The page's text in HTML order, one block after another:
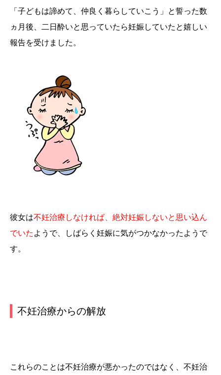
「子どもは諦めて、仲良く暮らしていこう」と誓った数
ヵ月後、二日酔いと思っていたら妊娠していたと嬉しい
報告を受けました。
彼女は不妊治療しなければ、絶対妊娠しないと思い込ん
でいた ようで、しばらく妊娠に気がつかなかったようで
す。
不妊治療からの解放
これらのことは不妊治療が悪かったのではなく、不妊治